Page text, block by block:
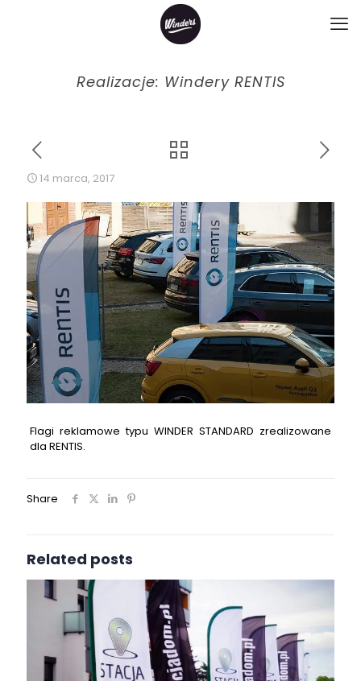
Realizacje: Windery RENTIS
14 marca, 2017
Flagi reklamowe typu WINDER STANDARD zrealizowane
dla RENTIS.
Share
Related posts